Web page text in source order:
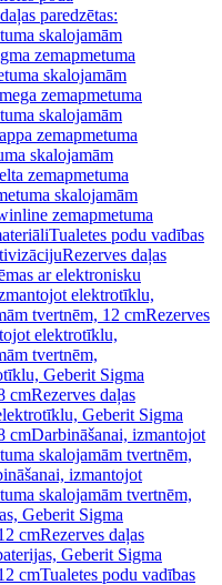
paredzētas:
skalojamām
zemapmetuma
skalojamām
zemapmetuma
skalojamām
zemapmetuma
skalojamām
zemapmetuma
skalojamām
zemapmetuma
Tualetes podu vadības
Rezerves daļas
ar elektronisku
elektrotīklu,
tvertnēm, 12 cmRezerves
elektrotīklu,
tvertnēm,
Geberit Sigma
cmRezerves daļas
Geberit Sigma
cmDarbināšanai, izmantojot
skalojamām tvertnēm,
izmantojot
skalojamām tvertnēm,
Geberit Sigma
cmRezerves daļas
Geberit Sigma
cmTualetes podu vadības